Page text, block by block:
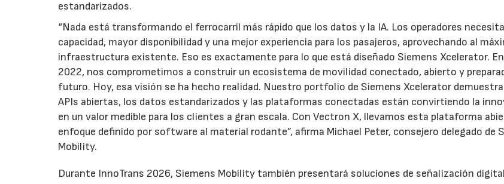
estandarizados.
“Nada está transformando el ferrocarril más rápido que los datos y la IA. Los operadores
capacidad, mayor disponibilidad y una mejor experiencia para los pasajeros, aprovechando al
infraestructura existente. Eso es exactamente para lo que está diseñado Siemens Xcelerator.
2022, nos comprometimos a construir un ecosistema de movilidad conectado, abierto y
futuro. Hoy, esa visión se ha hecho realidad. Nuestro portfolio de Siemens Xcelerator
APIs abiertas, los datos estandarizados y las plataformas conectadas están convirtiendo la
en un valor medible para los clientes a gran escala. Con Vectron X, llevamos esta plataforma
enfoque definido por software al material rodante”, afirma Michael Peter, consejero delegado de
Mobility.
Durante InnoTrans 2026, Siemens Mobility también presentará soluciones de señalización